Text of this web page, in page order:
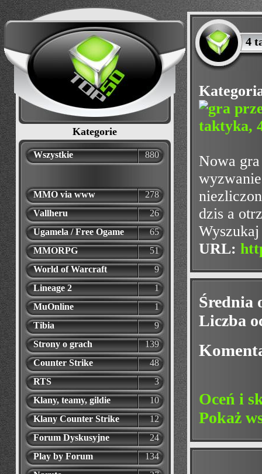
Kategorie
Wszystkie 880
MMO via www
278
Vallheru
26
Ugamela / Free Ogame
65
MMORPG
51
World of Warcraft
9
Lineage 2
1
MuOnline
1
Tibia
9
Strony o grach
139
Counter Strike
48
RTS
3
Klany, teamy, gildie
10
Klany Counter Strike
12
Forum Dyskusyjne
24
Play by Forum
134
4
Nowa
dzis a
URL:
Średnia
Liczba
Oceń i
Pokaż